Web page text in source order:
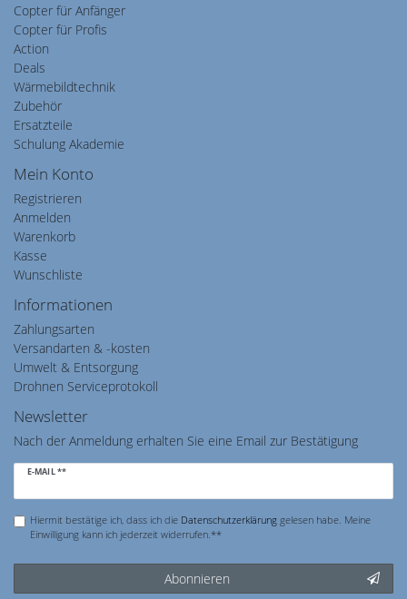
Copter für Anfänger
Copter für Profis
Action
Deals
Wärmebildtechnik
Zubehör
Ersatzteile
Schulung Akademie
Mein Konto
Registrieren
Anmelden
Warenkorb
Kasse
Wunschliste
Informationen
Zahlungsarten
Versandarten & -kosten
Umwelt & Entsorgung
Drohnen Serviceprotokoll
Newsletter
Nach der Anmeldung erhalten Sie eine Email zur Bestätigung
E-MAIL **
Newsletter
Hiermit bestätige ich, dass ich die Daten­schutz­erklärunggelesen habe. Meine
Einwilligung kann ich jederzeit widerrufen.**
Abonnieren